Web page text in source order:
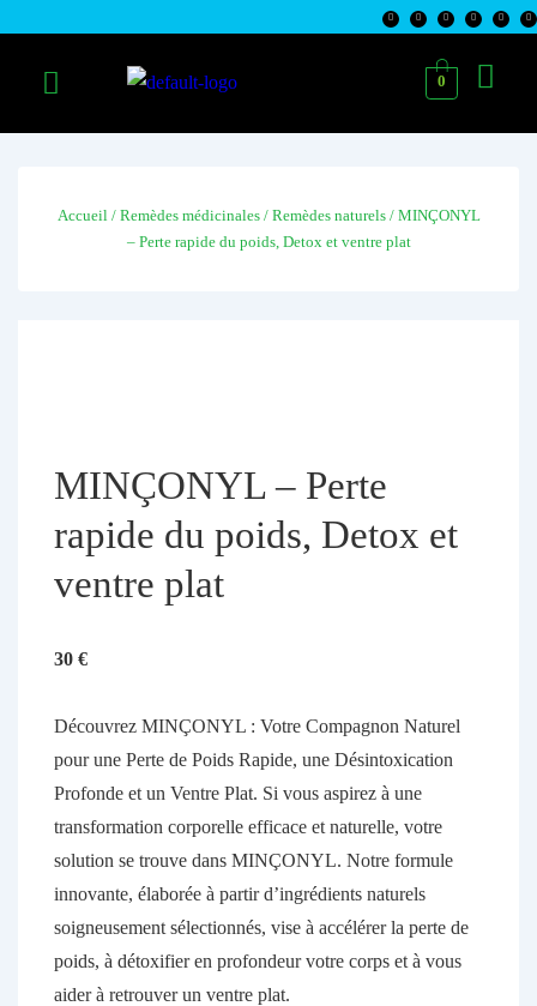
0
Accueil / Remèdes médicinales/ Remèdes naturels/ MINÇONYL
– Perte rapide du poids, Detox et ventre plat
MINÇONYL – Perte
rapide du poids, Detox et
ventre plat
30 €
Découvrez MINÇONYL : Votre Compagnon Naturel
pour une Perte de Poids Rapide, une Désintoxication
Profonde et un Ventre Plat. Si vous aspirez à une
transformation corporelle efficace et naturelle, votre
solution se trouve dans MINÇONYL. Notre formule
innovante, élaborée à partir d’ingrédients naturels
soigneusement sélectionnés, vise à accélérer la perte de
poids, à détoxifier en profondeur votre corps et à vous
aider à retrouver un ventre plat.